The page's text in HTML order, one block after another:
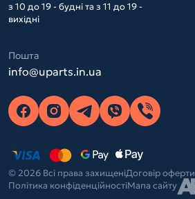
з 10 до 19 - будні та з 11 до 19 -
вихідні
Пошта
info@uparts.in.ua
© 2026 Всі права захищеніДоговір оферти
Політика конфіденційностіМапа сайту